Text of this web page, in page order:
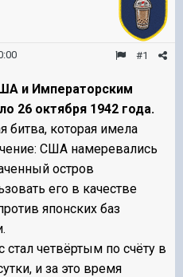
#1
и Императорским
26 октября 1942 года.
битва, которая имела
США намеревались
остров
его в качестве
японских баз
стал четвёртым по счёту в
и за это время